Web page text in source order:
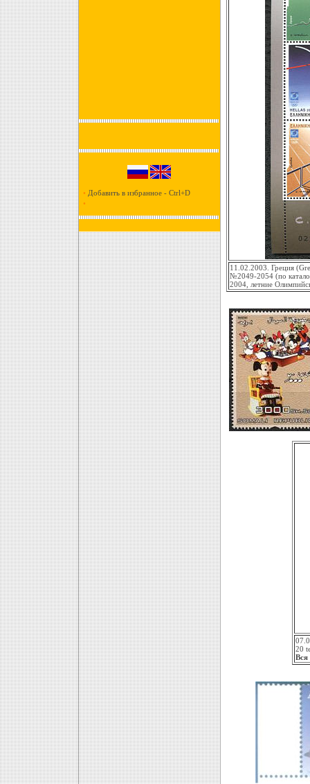
• Добавить в избранное - Ctrl+D
•
11.02.2003. Греция
№2049-2054 (по
2004, летние
20
Вся